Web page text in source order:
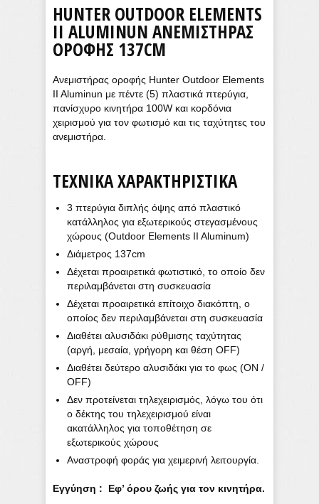
HUNTER OUTDOOR ELEMENTS
II ALUMINUN ΑΝΕΜΙΣΤΉΡΑΣ
ΟΡΟΦΉΣ 137CM
Ανεμιστήρας οροφής Hunter Outdoor Elements
II Aluminun με πέντε (5) πλαστικά πτερύγια,
πανίσχυρο κινητήρα 100W και κορδόνια
χειρισμού για τον φωτισμό και τις ταχύτητες του
ανεμιστήρα.
ΤΕΧΝΙΚΆ ΧΑΡΑΚΤΗΡΙΣΤΙΚΆ
3 πτερύγια διπλής όψης από πλαστικό
κατάλληλος για εξωτερικούς στεγασμένους
χώρους (Outdoor Elements II Aluminum)
Διάμετρος 137cm
Δέχεται προαιρετικά φωτιστικό, το οποίο δεν
περιλαμβάνεται στη συσκευασία
Δέχεται προαιρετικά επίτοιχο διακόπτη, ο
οποίος δεν περιλαμβάνεται στη συσκευασία
Διαθέτει αλυσιδάκι ρύθμισης ταχύτητας
(αργή, μεσαία, γρήγορη και θέση OFF)
Διαθέτει δεύτερο αλυσιδάκι για το φως (ON /
OFF)
Δεν προτείνεται τηλεχειρισμός, λόγω του ότι
ο δέκτης του τηλεχειρισμού είναι
ακατάλληλος για τοποθέτηση σε
εξωτερικούς χώρους
Αναστροφή φοράς για χειμερινή λειτουργία.
Εγγύηση : Εφ’ όρου ζωής για τον κινητήρα.